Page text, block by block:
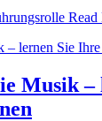
Read
Musik –